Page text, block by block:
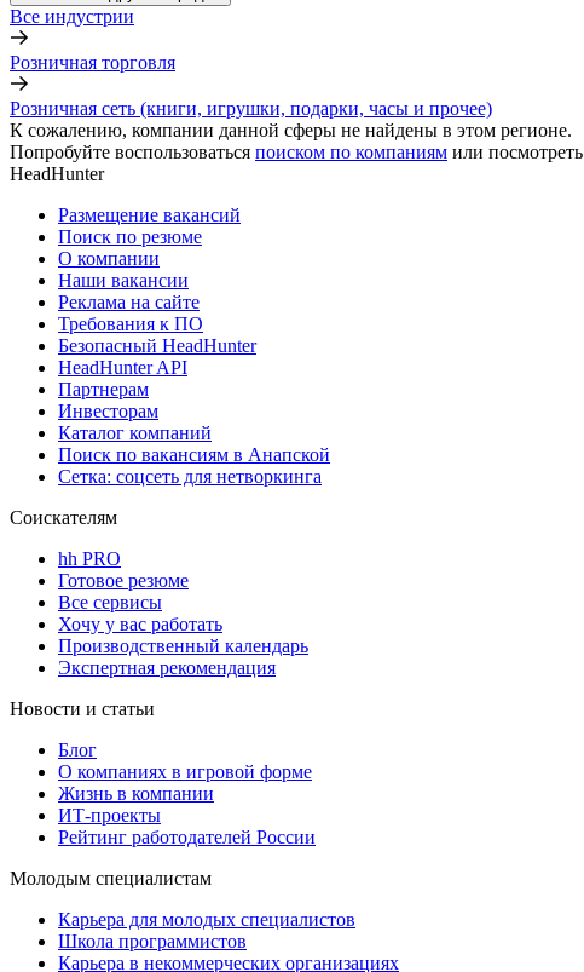
Все индустрии
Розничная торговля
Розничная сеть (книги, игрушки, подарки, часы и прочее)
К сожалению, компании данной сферы не найдены в этом регионе.
Попробуйте воспользоваться поиском по компаниям или посмотреть
HeadHunter
Размещение вакансий
Поиск по резюме
О компании
Наши вакансии
Реклама на сайте
Требования к ПО
Безопасный HeadHunter
HeadHunter API
Партнерам
Инвесторам
Каталог компаний
Поиск по вакансиям в Анапской
Сетка: соцсеть для нетворкинга
Соискателям
hh PRO
Готовое резюме
Все сервисы
Хочу у вас работать
Производственный календарь
Экспертная рекомендация
Новости и статьи
Блог
О компаниях в игровой форме
Жизнь в компании
ИТ-проекты
Рейтинг работодателей России
Молодым специалистам
Карьера для молодых специалистов
Школа программистов
Карьера в некоммерческих организациях